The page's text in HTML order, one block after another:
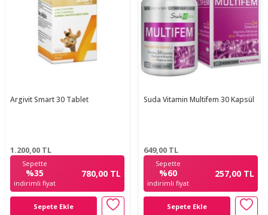
Argivit Smart 30 Tablet
1.200,00 TL
Sepette
%35
indirimli fiyat
780,00 TL
Sepete Ekle
Suda Vitamin Multifem 30 Kapsül
649,00 TL
Sepette
%60
indirimli fiyat
257,00 TL
Sepete Ekle